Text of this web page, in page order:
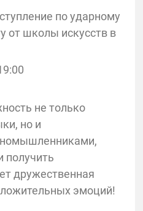
по ударному
от школы искусств в
не только
но и
получить
дружественная
эмоций!